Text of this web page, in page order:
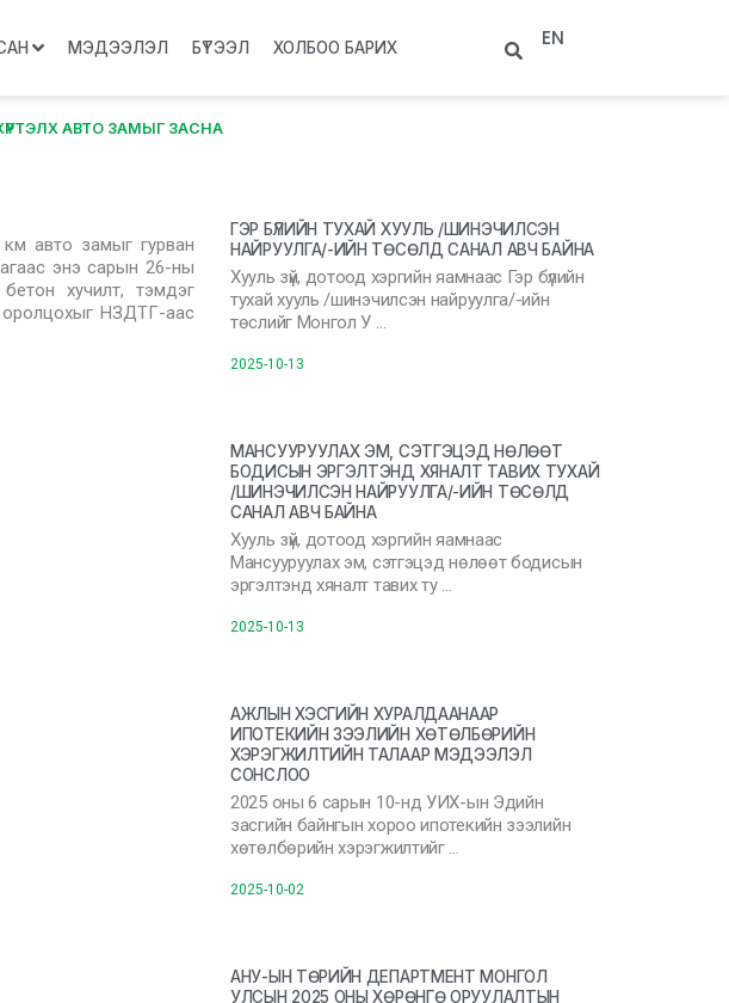
МЭДЭЭЛЭЛ БҮТЭЭЛ ХОЛБОО БАРИХ EN
АВТО ЗАМЫГ ЗАСНА
км авто замыг гурван
энэ сарын 26-ны
хучилт, тэмдэг
оролцохыг НЗДТГ-аас
ГЭР БҮЛИЙН ТУХАЙ ХУУЛЬ /ШИНЭЧИЛСЭН
НАЙРУУЛГА/-ИЙН ТӨСӨЛД САНАЛ АВЧ БАЙНА
Хууль зүй, дотоод хэргийн яамнаас Гэр бүлийн
тухай хууль /шинэчилсэн найруулга/-ийн
төслийг Монгол У …
2025-10-13
МАНСУУРУУЛАХ ЭМ, СЭТГЭЦЭД НӨЛӨӨТ
БОДИСЫН ЭРГЭЛТЭНД ХЯНАЛТ ТАВИХ ТУХАЙ
/ШИНЭЧИЛСЭН НАЙРУУЛГА/-ИЙН ТӨСӨЛД
САНАЛ АВЧ БАЙНА
Хууль зүй, дотоод хэргийн яамнаас
Мансууруулах эм, сэтгэцэд нөлөөт бодисын
эргэлтэнд хяналт тавих ту …
2025-10-13
АЖЛЫН ХЭСГИЙН ХУРАЛДААНААР
ИПОТЕКИЙН ЗЭЭЛИЙН ХӨТӨЛБӨРИЙН
ХЭРЭГЖИЛТИЙН ТАЛААР МЭДЭЭЛЭЛ
СОНСЛОО
2025 оны 6 сарын 10-нд УИХ-ын Эдийн
засгийн байнгын хороо ипотекийн зээлийн
хөтөлбөрийн хэрэгжилтийг …
2025-10-02
АНУ-ЫН ТӨРИЙН ДЕПАРТМЕНТ МОНГОЛ
УЛСЫН 2025 ОНЫ ХӨРӨНГӨ ОРУУЛАЛТЫН